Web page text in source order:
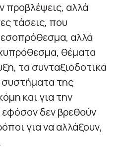
προβλέψεις, αλλά
τάσεις, που
αλλά
θέματα
τα συνταξιοδοτικά
συστήματα της
και για την
δεν βρεθούν
για να αλλάξουν,